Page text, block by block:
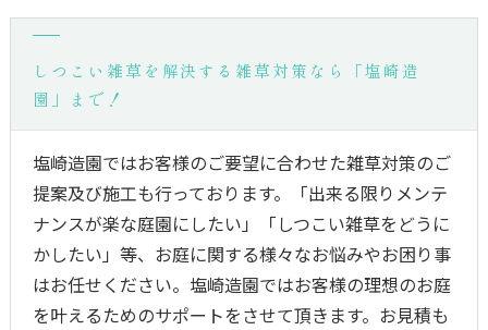
しつこい雑草を解決する雑草対策なら「塩崎造
園」まで！
塩崎造園ではお客様のご要望に合わせた雑草対策のご
提案及び施工も行っております。「出来る限りメンテ
ナンスが楽な庭園にしたい」「しつこい雑草をどうに
かしたい」等、お庭に関する様々なお悩みやお困り事
はお任せください。塩崎造園ではお客様の理想のお庭
を叶えるためのサポートをさせて頂きます。お見積も